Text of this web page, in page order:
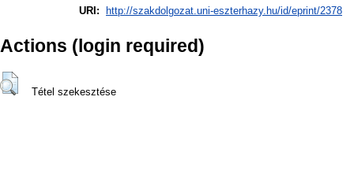
URI:
http://szakdolgozat.uni-eszterhazy.hu/id/eprint/2378
Actions (login required)
Tétel szekesztése